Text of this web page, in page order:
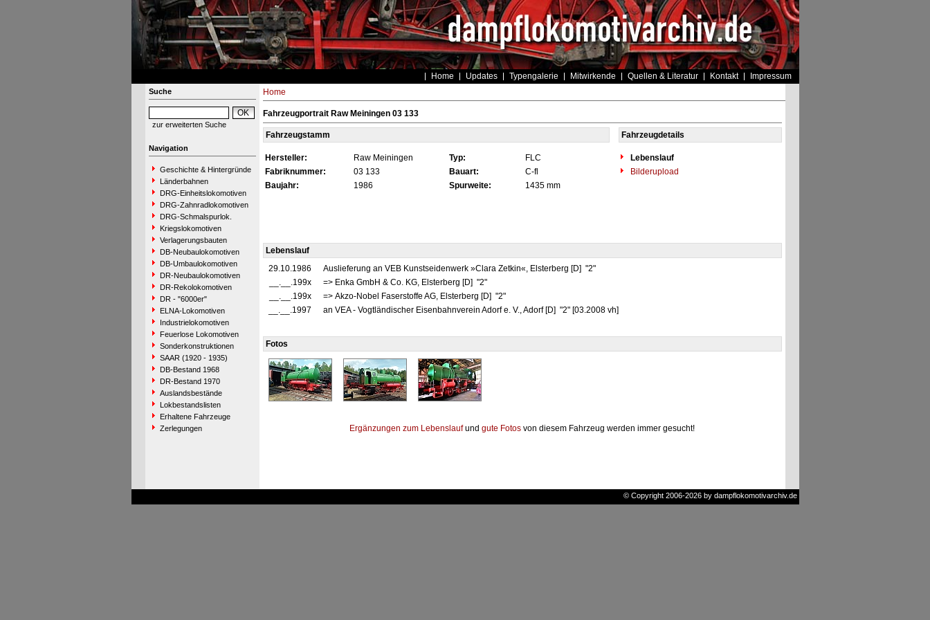
Home Updates Typengalerie Mitwirkende Quellen & Literatur Kontakt Impressum
Suche
zur erweiterten Suche
Navigation
Geschichte & Hintergründe
Länderbahnen
DRG-Einheitslokomotiven
DRG-Zahnradlokomotiven
DRG-Schmalspurlok.
Kriegslokomotiven
Verlagerungsbauten
DB-Neubaulokomotiven
DB-Umbaulokomotiven
DR-Neubaulokomotiven
DR-Rekolokomotiven
DR - "6000er"
ELNA-Lokomotiven
Industrielokomotiven
Feuerlose Lokomotiven
Sonderkonstruktionen
SAAR (1920 - 1935)
DB-Bestand 1968
DR-Bestand 1970
Auslandsbestände
Lokbestandslisten
Erhaltene Fahrzeuge
Zerlegungen
Home
Fahrzeugportrait Raw Meiningen 03 133
Fahrzeugstamm Fahrzeugdetails
Hersteller: Raw Meiningen Typ: FLC
Lebenslauf
Fabriknummer:
03 133 Bauart: C-fl
Bilderupload
Baujahr:
1986 Spurweite: 1435 mm
Lebenslauf
29.10.1986
Auslieferung an VEB Kunstseidenwerk »Clara Zetkin«, Elsterberg [D] "2"
__.__.199x
=> Enka GmbH & Co. KG, Elsterberg [D] "2"
__.__.199x
=> Akzo-Nobel Faserstoffe AG, Elsterberg [D] "2"
__.__.1997
an VEA - Vogtländischer Eisenbahnverein Adorf e. V., Adorf [D] "2" [03.2008 vh]
Fotos
Ergänzungen zum Lebenslaufund gute Fotos von diesem Fahrzeug werden immer gesucht!
© Copyright 2006-2026 by dampflokomotivarchiv.de